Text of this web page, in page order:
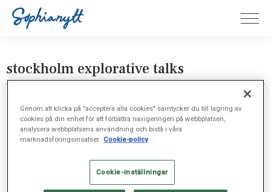
stockholm explorative talks
Genom att klicka på "acceptera alla cookies" samtycker du till lagring av
cookies på din enhet för att förbättra navigeringen på webbplatsen,
analysera webbplatsens användning och bistå i våra
marknadsföringsinsatser. Cookie-policy
Cookie-inställningar